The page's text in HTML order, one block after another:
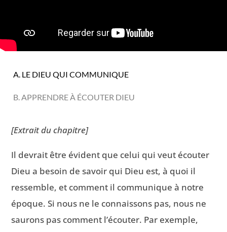
A. LE DIEU QUI COMMUNIQUE
B. APPRENDRE À ÉCOUTER DIEU
[Extrait du chapitre]
Il devrait être évident que celui qui veut écouter
Dieu a besoin de savoir qui Dieu est, à quoi il
ressemble, et comment il communique à notre
époque. Si nous ne le connaissons pas, nous ne
saurons pas comment l’écouter. Par exemple,